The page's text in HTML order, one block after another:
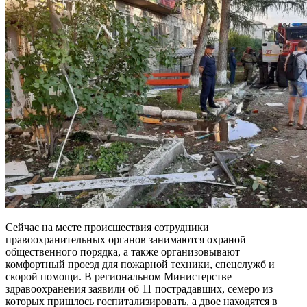
Сейчас на месте происшествия сотрудники
правоохранительных органов занимаются охраной
общественного порядка, а также организовывают
комфортный проезд для пожарной техники, спецслужб и
скорой помощи. В региональном Министерстве
здравоохранения заявили об 11 пострадавших, семеро из
которых пришлось госпитализировать, а двое находятся в